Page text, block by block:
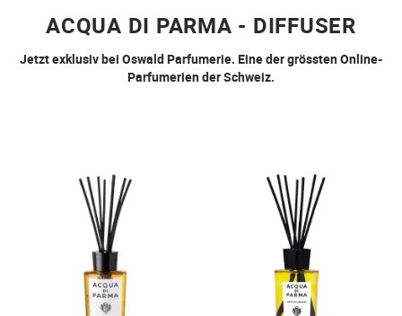
ACQUA DI PARMA - DIFFUSER
Jetzt exklusiv bei Oswald Parfumerie. Eine der grössten Online-
Parfumerien der Schweiz.